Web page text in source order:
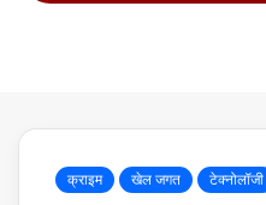
क्राइम खेल जगत टेक्नोलॉजी